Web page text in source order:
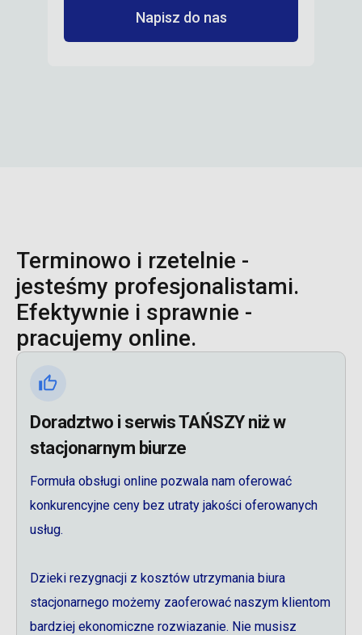
Napisz do nas
Terminowo i rzetelnie -
jesteśmy profesjonalistami.
Efektywnie i sprawnie -
pracujemy online.
Doradztwo i serwis TAŃSZY niżw
stacjonarnym biurze
Formuła obsługi online pozwala nam oferować
konkurencyjne ceny bez utraty jakości oferowanych
usług.
Dzieki rezygnacji z kosztów utrzymania biura
stacjonarnego możemy zaoferować naszym klientom
bardziej ekonomiczne rozwiazanie. Nie musisz